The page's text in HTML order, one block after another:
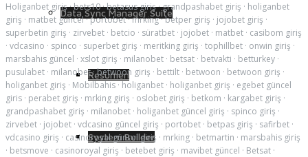
Data Sync Manager Suite
Resumen
System Builder
Holiganbet giriş·bets10·betasus giriş·grandpashabet giriş · holiganbet
giriş · matbet güncel·portobet·mrking·betper giriş · jojobet giriş ·
superbetin giriş · zirvebet · betcio · süratbet · jojobet · matbet · casibom giriş
· vdcasino · spinco · superbet giriş · meritking giriş · tophillbet · onwin giriş ·
marsbahis güncel · xslot giriş · milanobet · betsat · betvakti · betturkey ·
pusulabet · milanobet·betwoon giriş · bettilt · betwoon · betwoon giriş ·
holiganbet giriş · Mobilbahis · holiganbet · holiganbet giriş · egebet güncel
giris · perabet giriş · mrking giriş · oslobet giriş · betkom · kargabet giriş ·
grandpashabet giriş · milanobet · holiganbet güncel giriş · spinco giriş ·
zirvebet · jojobet · vdcasino güncel giriş · portobet · betpas giriş · safirbet ·
vdcasino giriş · casinoroyal güncel giriş · mrking · betmartin · marsbahis giriş
· betsmove · casinoroyal giriş · betebet giriş · mavibet güncel · Betsat ·